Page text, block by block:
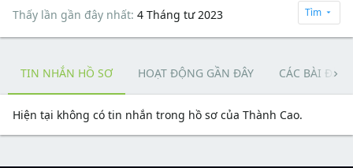
Thấy lần gần đây nhất 4 Tháng tư 2023 Tìm
TIN NHẮN HỒ SƠ HOẠT ĐỘNG GẦN ĐÂY CÁC BÀI
Hiện tại không có tin nhắn trong hồ sơ của Thành Cao.